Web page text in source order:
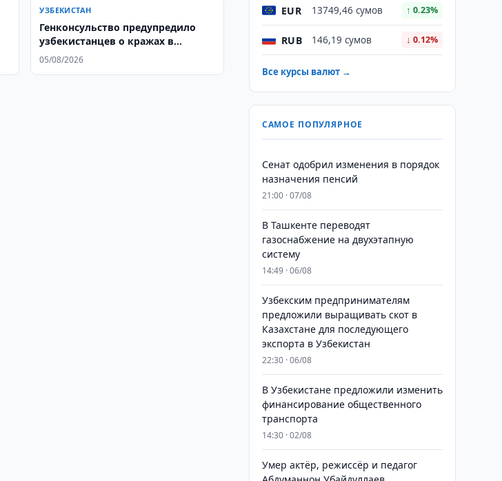
УЗБЕКИСТАН
Генконсульство предупредило
узбекистанцев о кражах в
Стамбуле
05/08/2026
EUR 13749,46 сумов ↑ 0.23%
RUB 146,19 сумов ↓ 0.12%
Все курсы валют →
САМОЕ ПОПУЛЯРНОЕ
Сенат одобрил изменения в порядок
назначения пенсий
21:00 · 07/08
В Ташкенте переводят
газоснабжение на двухэтапную
систему
14:49 · 06/08
Узбекским предпринимателям
предложили выращивать скот в
Казахстане для последующего
экспорта в Узбекистан
22:30 · 06/08
В Узбекистане предложили изменить
финансирование общественного
транспорта
14:30 · 02/08
Умер актёр, режиссёр и педагог